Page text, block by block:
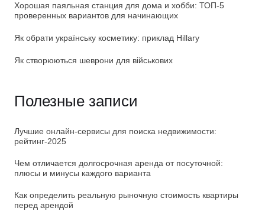
Хорошая паяльная станция для дома и хобби: ТОП-5
проверенных вариантов для начинающих
Як обрати українську косметику: приклад Hillary
Як створюються шеврони для військових
Полезные записи
Лучшие онлайн-сервисы для поиска недвижимости:
рейтинг-2025
Чем отличается долгосрочная аренда от посуточной:
плюсы и минусы каждого варианта
Как определить реальную рыночную стоимость квартиры
перед арендой